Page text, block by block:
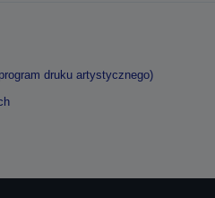
druku artystycznego)